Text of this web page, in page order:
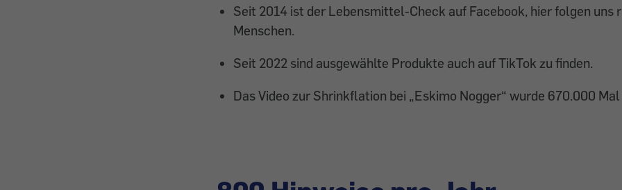
Seit 2014 ist der Lebensmittel-Check auf Facebook, hier folgen uns
Menschen.
Seit 2022 sind ausgewählte Produkte auch auf TikTok zu finden.
Das Video zur Shrinkflation bei „Eskimo Nogger“ wurde 670.000